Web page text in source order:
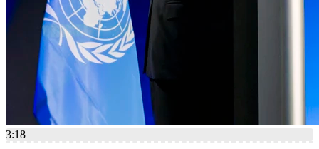
3:18